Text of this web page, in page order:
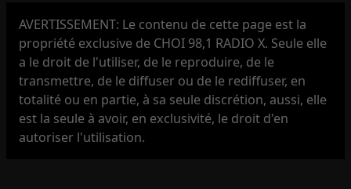
AVERTISSEMENT: Le contenu de cette page est la
propriété exclusive de CHOI 98,1 RADIO X. Seule elle
a le droit de l'utiliser, de le reproduire, de le
transmettre, de le diffuser ou de le rediffuser, en
totalité ou en partie, à sa seule discrétion, aussi, elle
est la seule à avoir, en exclusivité, le droit d'en
autoriser l'utilisation.